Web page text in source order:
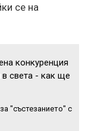
се на
конкуренция
в света - как ще
"състезанието" с